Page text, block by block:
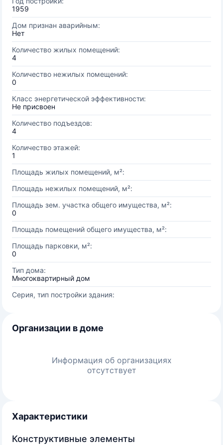
1959
Дом признан аварийным:
Нет
Количество жилых помещений:
4
Количество нежилых помещений:
0
Класс энергетической эффективности:
Не присвоен
Количество подъездов:
4
Количество этажей:
1
Площадь жилых помещений, м²:
Площадь нежилых помещений, м²:
Площадь зем. участка общего имущества, м²:
0
Площадь помещений общего имущества, м²:
Площадь парковки, м²:
0
Тип дома:
Многоквартирный дом
Серия, тип постройки здания:
Организации в доме
Информация об организациях
отсутствует
Характеристики
Конструктивные элементы